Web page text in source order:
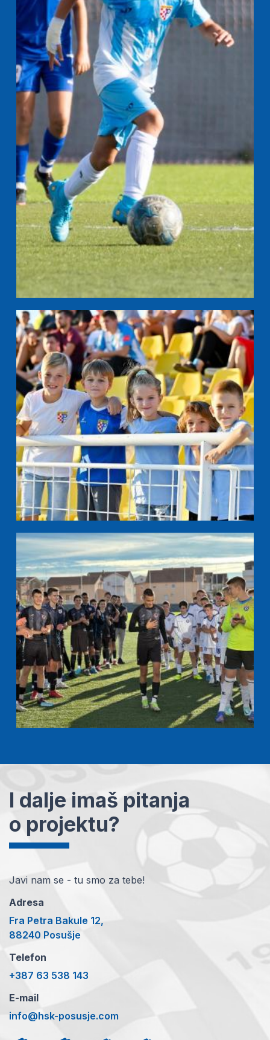
I dalje imaš pitanja
o projektu?
Javi nam se - tu smo za tebe!
Adresa
Fra Petra Bakule 12,
88240 Posušje
Telefon
+387 63 538 143
E-mail
info@hsk-posusje.com